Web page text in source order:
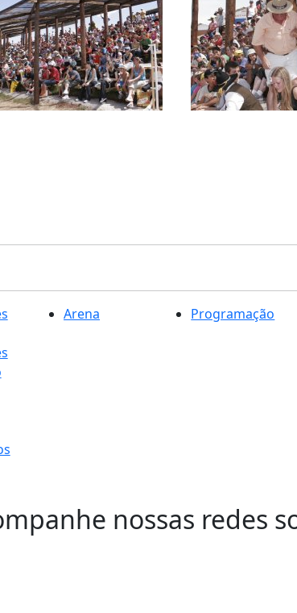
Arena Programação
nossas redes